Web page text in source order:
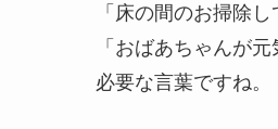
「床の間のお掃除
「おばあちゃんが
必要な言葉ですね。